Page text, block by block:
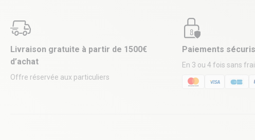
Livraison gratuite à partir de 1500€
d’achat
Offre réservée aux particuliers
Paiements
En 3 ou 4 fois sans